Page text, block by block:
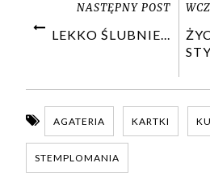
NASTĘPNY POST
LEKKO ŚLUBNIE...
AGATERIA KARTKI
STEMPLOMANIA